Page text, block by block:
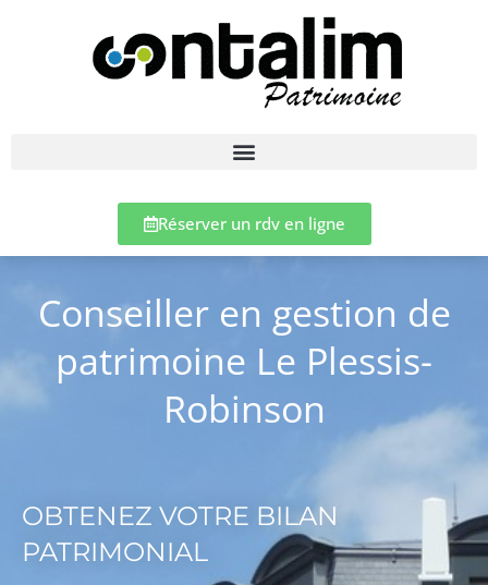
Réserver un rdv en ligne
Conseiller en gestion de
patrimoine Le Plessis-
Robinson
OBTENEZ VOTRE BILAN
PATRIMONIAL